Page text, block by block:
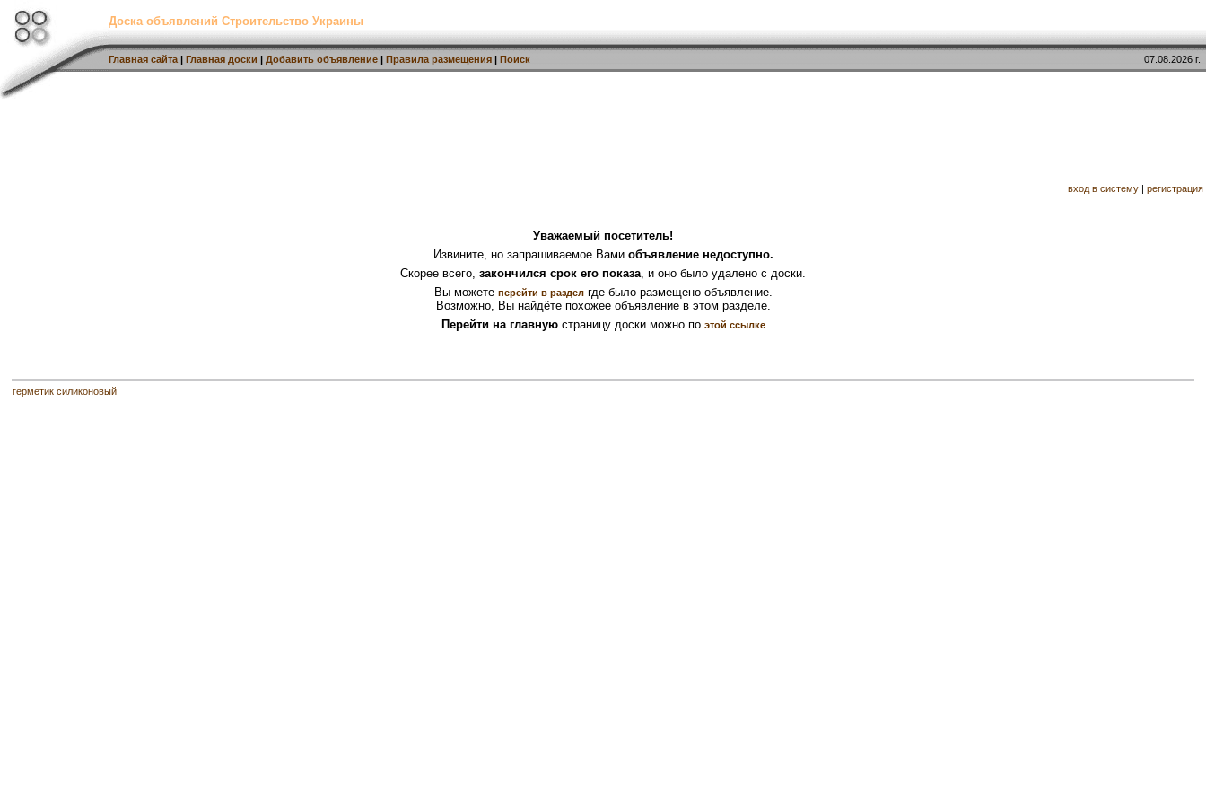
Доска объявлений Строительство Украины
Главная сайта | Главная доски | Добавить объявление | Правила размещения | Поиск 07.08.2026 г.
вход в систему | регистрация
Уважаемый посетитель!
Извините, но запрашиваемое Вами объявление недоступно.
Скорее всего, закончился срок его показа, и оно было удалено с доски.
Вы можете перейти в разделгде было размещено объявление.
Возможно, Вы найдёте похожее объявление в этом разделе.
Перейти на главнуюстраницу доски можно по этой ссылке
герметик силиконовый